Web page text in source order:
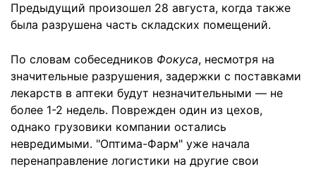
Предыдущий произошел 28 августа, когда также
была разрушена часть складских помещений.
По словам собеседников Фокуса, несмотря на
значительные разрушения, задержки с поставками
лекарств в аптеки будут незначительными — не
более 1-2 недель. Поврежден один из цехов,
однако грузовики компании остались
невредимыми. "Оптима-Фарм" уже начала
перенаправление логистики на другие свои